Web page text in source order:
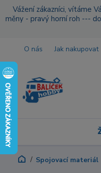
Vážení zákazníci, vítáme
měny - pravý horní roh ---
O nás Jak nakupovat
Spojovací materiál